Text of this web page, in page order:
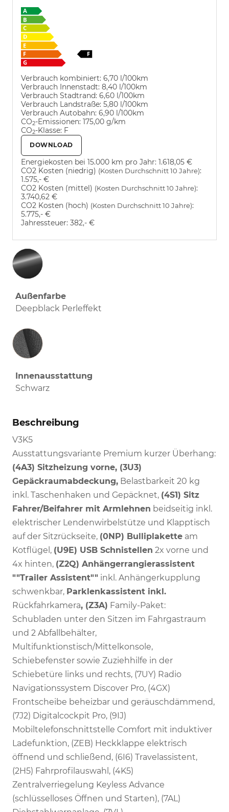
Verbrauch kombiniert: 6,70 l/100km
Verbrauch Innenstadt: 8,40 l/100km
Verbrauch Stadtrand: 6,60 l/100km
Verbrauch Landstraße: 5,80 l/100km
Verbrauch Autobahn: 6,90 l/100km
CO2-Emissionen: 175,00 g/km
CO2-Klasse: F
DOWNLOAD
Energiekosten bei 15.000 km pro Jahr: 1.618,05 €
CO2 Kosten (niedrig) (Kosten Durchschnitt 10 Jahre):
1.575,- €
CO2 Kosten (mittel) (Kosten Durchschnitt 10 Jahre):
3.740,62 €
CO2 Kosten (hoch) (Kosten Durchschnitt 10 Jahre):
5.775,- €
Jahressteuer: 382,- €
Außenfarbe
Deepblack Perleffekt
Innenausstattung
Innenausstattung
Schwarz
Beschreibung
V3K5
Ausstattungsvariante Premium kurzer Überhang:
(4A3) Sitzheizung vorne, (3U3)
Gepäckraumabdeckung, Belastbarkeit 20 kg
inkl. Taschenhaken und Gepäcknet, (4S1) Sitz
Fahrer/Beifahrer mit Armlehnen beidseitig inkl.
elektrischer Lendenwirbelstütze und Klapptisch
auf der Sitzrückseite, (0NP) Bulliplakette am
Kotflügel, (U9E) USB Schnistellen 2x vorne und
4x hinten, (Z2Q) Anhängerrangierassistent
""Trailer Assistent"" inkl. Anhängerkupplung
schwenkbar, Parklenkassistent inkl.
Rückfahrkamera, (Z3A) Family-Paket:
Schubladen unter den Sitzen im Fahrgastraum
und 2 Abfallbehälter,
Multifunktionstisch/Mittelkonsole,
Schiebefenster sowie Zuziehhilfe in der
Schiebetüre links und rechts, (7UY) Radio
Navigationssystem Discover Pro, (4GX)
Frontscheibe beheizbar und geräuschdämmend,
(7J2) Digitalcockpit Pro, (9IJ)
Mobiltelefonschnittstelle Comfort mit induktiver
Ladefunktion, (ZEB) Heckklappe elektrisch
öffnend und schließend, (6I6) Travelassistent,
(2H5) Fahrprofilauswahl, (4K5)
Zentralverriegelung Keyless Advance
(schlüsselloses Öffnen und Starten), (7AL)